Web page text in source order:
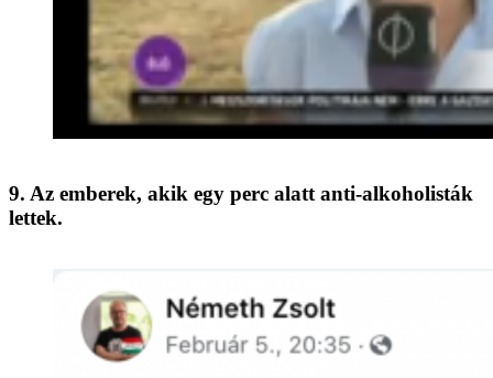
9. Az emberek, akik egy perc alatt anti-alkoholisták
lettek.